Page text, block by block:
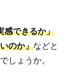
感できるか」
のか」などと
しょうか。